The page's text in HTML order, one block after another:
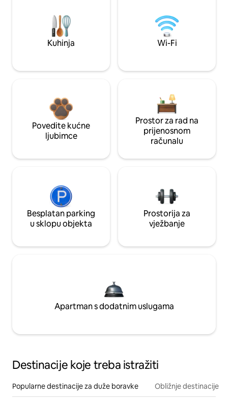
Kuhinja Wi-Fi
Povedite kućne
ljubimce
Prostor za rad na
prijenosnom
računalu
Besplatan parking
u sklopu objekta
Prostorija za
vježbanje
Apartman s dodatnim uslugama
Destinacije koje treba istražiti
Popularne destinacije za duže boravke Obližnje destinacije